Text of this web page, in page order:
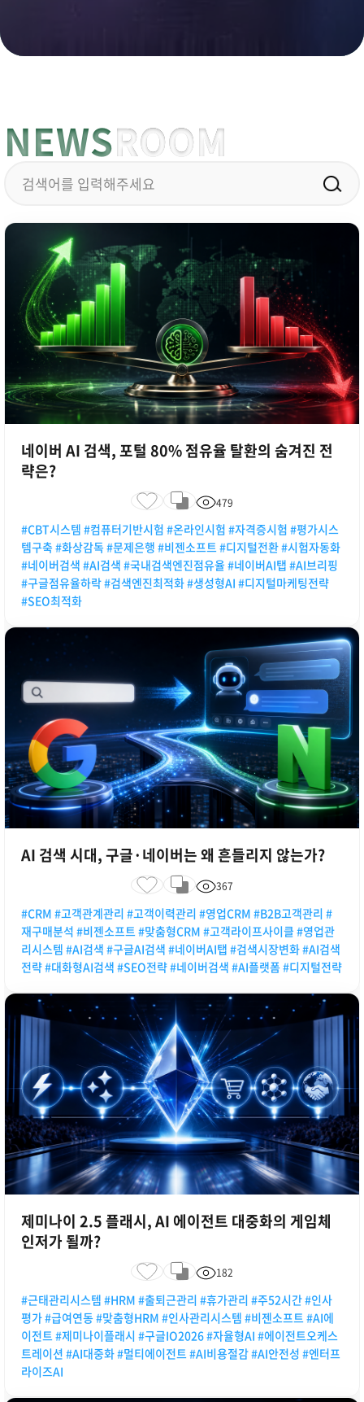
NEWSROOM
네이버 AI 검색, 포털 80% 점유율 탈환의 숨겨진 전
략은?
479
#CBT시스템 #컴퓨터기반시험 #온라인시험 #자격증시험 #평가시스
템구축 #화상감독 #문제은행 #비젠소프트 #디지털전환 #시험자동화
#네이버검색 #AI검색 #국내검색엔진점유율 #네이버AI탭 #AI브리핑
#구글점유율하락 #검색엔진최적화 #생성형AI #디지털마케팅전략
#SEO최적화
AI 검색 시대, 구글·네이버는 왜 흔들리지 않는가?
367
#CRM #고객관계관리 #고객이력관리 #영업CRM #B2B고객관리 #
재구매분석 #비젠소프트 #맞춤형CRM #고객라이프사이클 #영업관
리시스템 #AI검색 #구글AI검색 #네이버AI탭 #검색시장변화 #AI검색
전략 #대화형AI검색 #SEO전략 #네이버검색 #AI플랫폼 #디지털전략
제미나이 2.5 플래시, AI 에이전트 대중화의 게임체
인저가 될까?
182
#근태관리시스템 #HRM #출퇴근관리 #휴가관리 #주52시간 #인사
평가 #급여연동 #맞춤형HRM #인사관리시스템 #비젠소프트 #AI에
이전트 #제미나이플래시 #구글IO2026 #자율형AI #에이전트오케스
트레이션 #AI대중화 #멀티에이전트 #AI비용절감 #AI안전성 #엔터프
라이즈AI